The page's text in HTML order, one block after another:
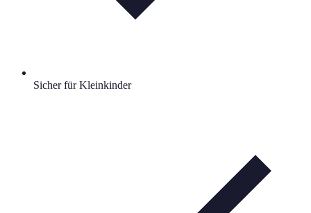
Sicher für Kleinkinder